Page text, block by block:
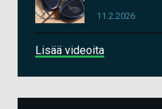
11.2.2026
Lisää videoita